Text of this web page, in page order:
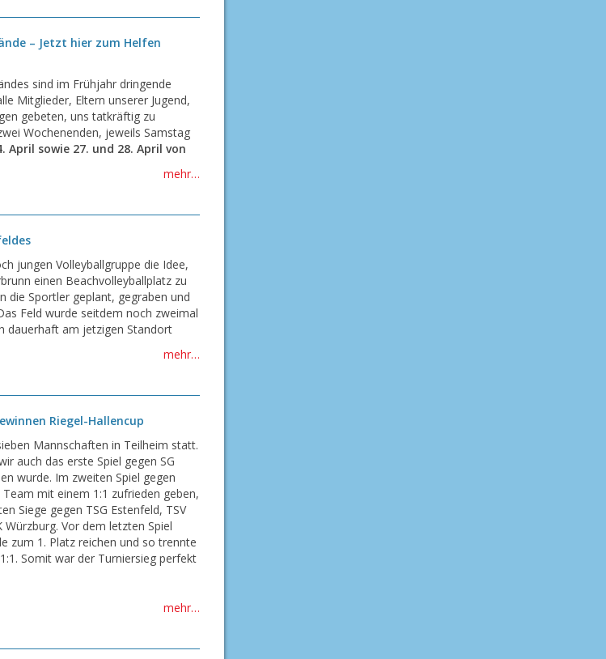
– Jetzt hier zum Helfen
sind im Frühjahr dringende
Mitglieder, Eltern unserer Jugend,
gebeten, uns tatkräftig zu
Wochenenden, jeweils Samstag
April sowie 27. und 28. April von
mehr…
jungen Volleyballgruppe die Idee,
einen Beachvolleyballplatz zu
die Sportler geplant, gegraben und
Feld wurde seitdem noch zweimal
dauerhaft am jetzigen Standort
mehr…
Riegel-Hallencup
Mannschaften in Teilheim statt.
auch das erste Spiel gegen SG
wurde. Im zweiten Spiel gegen
mit einem 1:1 zufrieden geben,
Siege gegen TSG Estenfeld, TSV
Vor dem letzten Spiel
zum 1. Platz reichen und so trennte
Somit war der Turniersieg perfekt
mehr…